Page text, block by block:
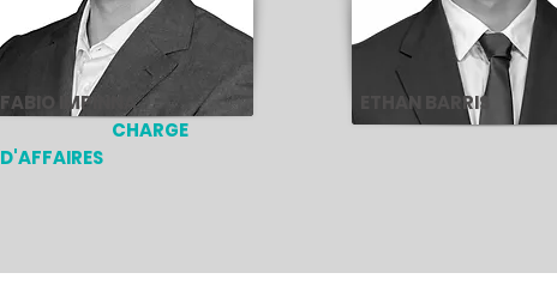
FABIO IMPINNA
CHARGE
D'AFFAIRES
ETHAN BARRIS